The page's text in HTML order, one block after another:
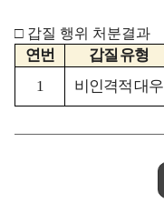
□ 갑질 행위 처분결과
연번 갑질 유형
1
비인격적 대우